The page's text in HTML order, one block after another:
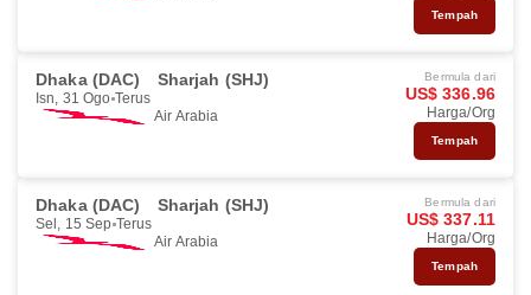
Tempah
Dhaka (DAC) Sharjah (SHJ)
Isn, 31 Ogo Terus
Air Arabia
Bermula dari
US$ 336.96
Harga/Org
Tempah
Dhaka (DAC) Sharjah (SHJ)
Sel, 15 Sep Terus
Air Arabia
Bermula dari
US$ 337.11
Harga/Org
Tempah